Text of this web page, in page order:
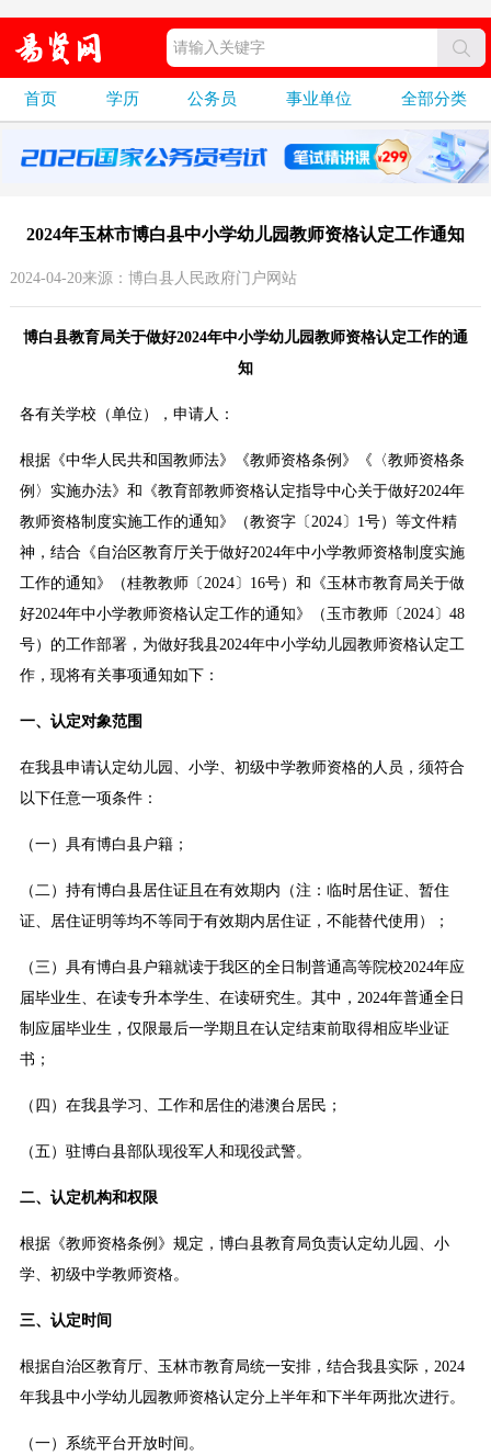
首页 学历 公务员 事业单位 全部分类
2024年玉林市博白县中小学幼儿园教师资格认定工作通知
2024-04-20来源：博白县人民政府门户网站
博白县教育局关于做好2024年中小学幼儿园教师资格认定工作的通
知
各有关学校（单位），申请人：
根据《中华人民共和国教师法》《教师资格条例》《〈教师资格条
例〉实施办法》和《教育部教师资格认定指导中心关于做好2024年
教师资格制度实施工作的通知》（教资字〔2024〕1号）等文件精
神，结合《自治区教育厅关于做好2024年中小学教师资格制度实施
工作的通知》（桂教教师〔2024〕16号）和《玉林市教育局关于做
好2024年中小学教师资格认定工作的通知》（玉市教师〔2024〕48
号）的工作部署，为做好我县2024年中小学幼儿园教师资格认定工
作，现将有关事项通知如下：
一、认定对象范围
在我县申请认定幼儿园、小学、初级中学教师资格的人员，须符合
以下任意一项条件：
（一）具有博白县户籍；
（二）持有博白县居住证且在有效期内（注：临时居住证、暂住
证、居住证明等均不等同于有效期内居住证，不能替代使用）；
（三）具有博白县户籍就读于我区的全日制普通高等院校2024年应
届毕业生、在读专升本学生、在读研究生。其中，2024年普通全日
制应届毕业生，仅限最后一学期且在认定结束前取得相应毕业证
书；
（四）在我县学习、工作和居住的港澳台居民；
（五）驻博白县部队现役军人和现役武警。
二、认定机构和权限
根据《教师资格条例》规定，博白县教育局负责认定幼儿园、小
学、初级中学教师资格。
三、认定时间
根据自治区教育厅、玉林市教育局统一安排，结合我县实际，2024
年我县中小学幼儿园教师资格认定分上半年和下半年两批次进行。
（一）系统平台开放时间。